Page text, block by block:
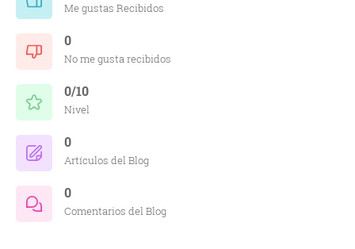
Me gustas Recibidos
0
No me gusta recibidos
0/10
Nivel
0
Artículos del Blog
0
Comentarios del Blog